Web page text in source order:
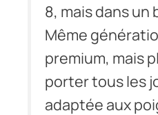
8, mais dans un
Même
premium, mais
porter tous les
adaptée aux